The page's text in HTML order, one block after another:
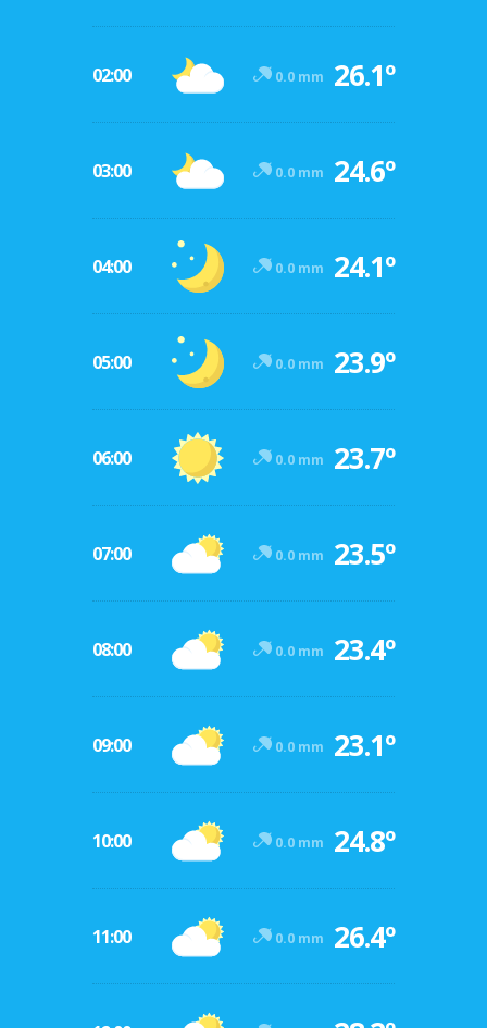
02:00 0.0 mm 26.1º
03:00 0.0 mm 24.6º
04:00 0.0 mm 24.1º
05:00 0.0 mm 23.9º
06:00 0.0 mm 23.7º
07:00 0.0 mm 23.5º
08:00 0.0 mm 23.4º
09:00 0.0 mm 23.1º
10:00 0.0 mm 24.8º
11:00 0.0 mm 26.4º